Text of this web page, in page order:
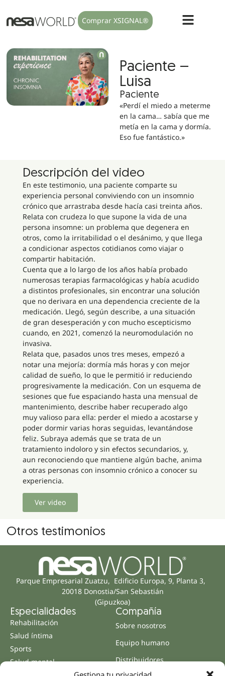
Comprar XSIGNAL®
Paciente –
Luisa
Paciente
«Perdí el miedo a meterme
en la cama… sabía que me
metía en la cama y dormía.
Eso fue fantástico.»
Descripción del video
En este testimonio, una paciente comparte su
experiencia personal conviviendo con un insomnio
crónico que arrastraba desde hacía casi treinta años.
Relata con crudeza lo que supone la vida de una
persona insomne: un problema que degenera en
otros, como la irritabilidad o el desánimo, y que llega
a condicionar aspectos cotidianos como viajar o
compartir habitación.
Cuenta que a lo largo de los años había probado
numerosas terapias farmacológicas y había acudido
a distintos profesionales, sin encontrar una solución
que no derivara en una dependencia creciente de la
medicación. Llegó, según describe, a una situación
de gran desesperación y con mucho escepticismo
cuando, en 2021, comenzó la neuromodulación no
invasiva.
Relata que, pasados unos tres meses, empezó a
notar una mejoría: dormía más horas y con mejor
calidad de sueño, lo que le permitió ir reduciendo
progresivamente la medicación. Con un esquema de
sesiones que fue espaciando hasta una mensual de
mantenimiento, describe haber recuperado algo
muy valioso para ella: perder el miedo a acostarse y
poder dormir varias horas seguidas, levantándose
feliz. Subraya además que se trata de un
tratamiento indoloro y sin efectos secundarios, y,
aun reconociendo que mantiene algún bache, anima
a otras personas con insomnio crónico a conocer su
experiencia.
Ver video
Otros testimonios
Parque Empresarial Zuatzu, Edificio Europa, 9, Planta 3,
20018 Donostia/San Sebastián
(Gipuzkoa)
Especialidades
Rehabilitación
Salud íntima
Sports
Salud mental
Compañía
Sobre nosotros
Equipo humano
Distribuidores